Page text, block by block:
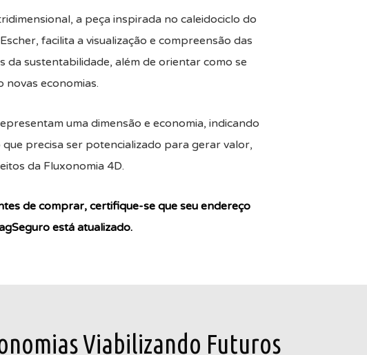
a peça inspirada no caleidociclo do
facilita a visualização e compreensão das
da sustentabilidade, além de orientar como se
novas economias.
uma dimensão e economia, indicando
precisa ser potencializado para gerar valor,
da Fluxonomia 4D.
de comprar, certifique-se que seu endereço
está atualizado.
Viabilizando Futuros